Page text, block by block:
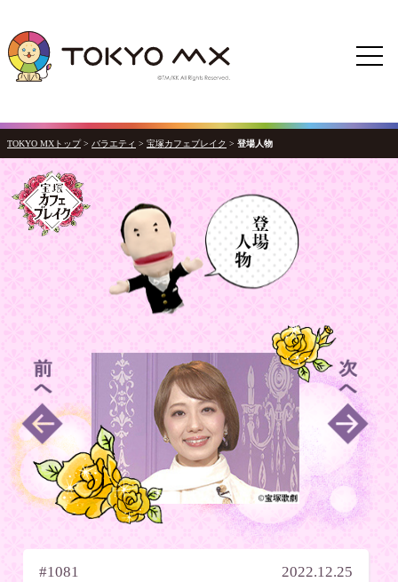
TOKYO MXトップ> バラエティ > 宝塚カフェブレイク > 登場人物
#1081 2022.12.25